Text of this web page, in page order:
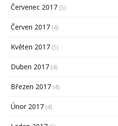
Červenec 2017 (5)
Červen 2017 (4)
Květen 2017 (5)
Duben 2017 (4)
Březen 2017 (4)
Únor 2017 (4)